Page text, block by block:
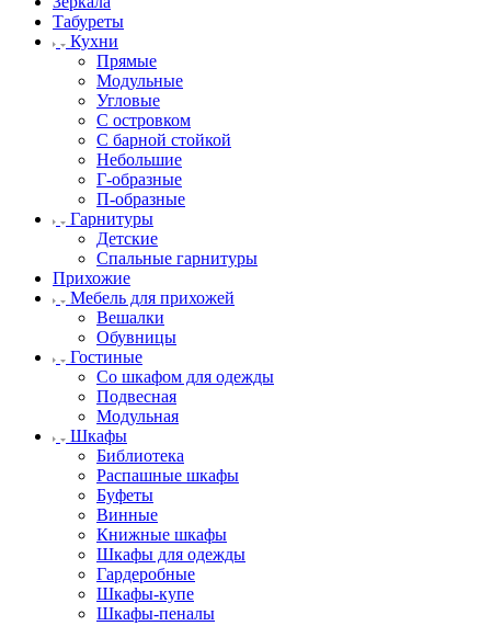
Табуреты
Кухни
Прямые
Модульные
Угловые
С островком
С барной стойкой
Небольшие
Г-образные
П-образные
Гарнитуры
Детские
Спальные гарнитуры
Прихожие
Мебель для прихожей
Вешалки
Обувницы
Гостиные
Со шкафом для одежды
Подвесная
Модульная
Шкафы
Библиотека
Распашные шкафы
Буфеты
Винные
Книжные шкафы
Шкафы для одежды
Гардеробные
Шкафы-купе
Шкафы-пеналы